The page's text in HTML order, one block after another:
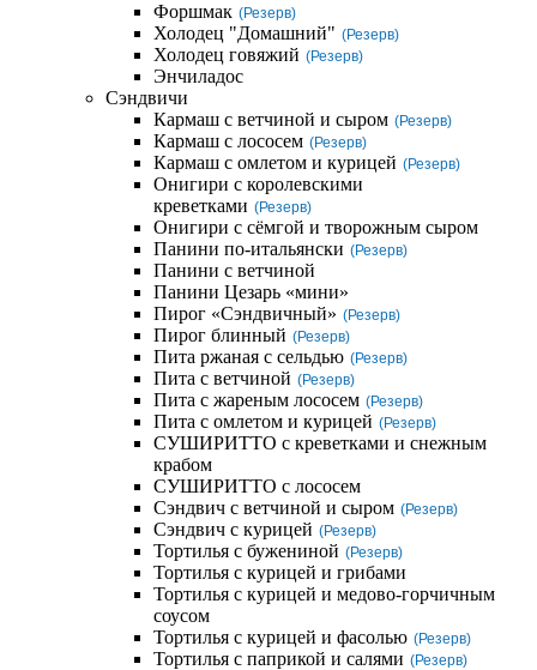
Форшмак (Резерв)
Холодец "Домашний" (Резерв)
Холодец говяжий (Резерв)
Энчиладос
Сэндвичи
Кармаш с ветчиной и сыром (Резерв)
Кармаш с лососем (Резерв)
Кармаш с омлетом и курицей (Резерв)
Онигири с королевскими
креветками (Резерв)
Онигири с сёмгой и творожным сыром
Панини по-итальянски (Резерв)
Панини с ветчиной
Панини Цезарь «мини»
Пирог «Сэндвичный» (Резерв)
Пирог блинный (Резерв)
Пита ржаная с сельдью (Резерв)
Пита с ветчиной (Резерв)
Пита с жареным лососем (Резерв)
Пита с омлетом и курицей (Резерв)
СУШИРИТТО с креветками и снежным
крабом
СУШИРИТТО с лососем
Сэндвич с ветчиной и сыром (Резерв)
Сэндвич с курицей (Резерв)
Тортилья с бужениной (Резерв)
Тортилья с курицей и грибами
Тортилья с курицей и медово-горчичным
соусом
Тортилья с курицей и фасолью (Резерв)
Тортилья с паприкой и салями (Резерв)